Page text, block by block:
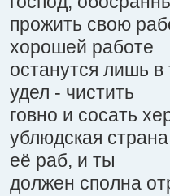
прожить свою
хорошей работе
останутся лишь
удел - чистить
говно и сосать
ублюдская
её раб, и ты
должен сполна